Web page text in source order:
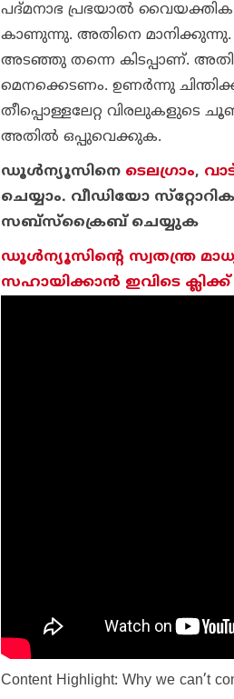
പദ്മനാഭ പ്രഭയാല്‍
കാണുന്നു. അതിനെ മാനിക്കുന്നു.
അടഞ്ഞു തന്നെ കിടപ്പാണ്.
മെനക്കെടണം. ഉണര്‍ന്നു
തീപ്പൊള്ളലേറ്റ വിരലുകളുടെ
അതില്‍ ഒപ്പുവെക്കുക.
ഡൂള്‍ന്യൂസിനെ ടെലഗ്രാം,
ചെയ്യാം. വീഡിയോ
സബ്‌സ്‌ക്രൈബ് ചെയ്യുക
ഡൂള്‍ന്യൂസിന്റെ സ്വതന്ത്ര
സഹായിക്കാന്‍ ഇവിടെ
Content Highlight: Why we can’t